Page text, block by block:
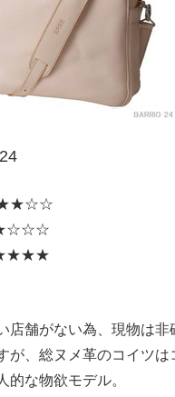
店舗がない為、現物は非
が、総ヌメ革のコイツは
的な物欲モデル。